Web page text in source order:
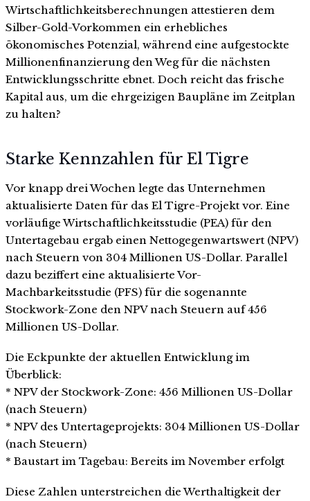
Wirtschaftlichkeitsberechnungen attestieren dem
Silber-Gold-Vorkommen ein erhebliches
ökonomisches Potenzial, während eine aufgestockte
Millionenfinanzierung den Weg für die nächsten
Entwicklungsschritte ebnet. Doch reicht das frische
Kapital aus, um die ehrgeizigen Baupläne im Zeitplan
zu halten?
Starke Kennzahlen für El Tigre
Vor knapp drei Wochen legte das Unternehmen
aktualisierte Daten für das El Tigre-Projekt vor. Eine
vorläufige Wirtschaftlichkeitsstudie (PEA) für den
Untertagebau ergab einen Nettogegenwartswert (NPV)
nach Steuern von 304 Millionen US-Dollar. Parallel
dazu beziffert eine aktualisierte Vor-
Machbarkeitsstudie (PFS) für die sogenannte
Stockwork-Zone den NPV nach Steuern auf 456
Millionen US-Dollar.
Die Eckpunkte der aktuellen Entwicklung im
Überblick:
* NPV der Stockwork-Zone: 456 Millionen US-Dollar
(nach Steuern)
* NPV des Untertageprojekts: 304 Millionen US-Dollar
(nach Steuern)
* Baustart im Tagebau: Bereits im November erfolgt
Diese Zahlen unterstreichen die Werthaltigkeit der